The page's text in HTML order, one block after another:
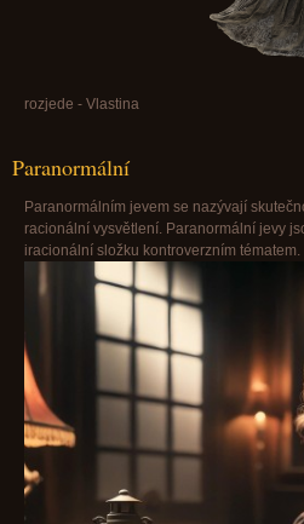
rozjede - Vlastina
Paranormální
Paranormálním jevem se nazývají
racionální vysvětlení. Paranormální jevy
iracionální složku kontroverzním tématem.